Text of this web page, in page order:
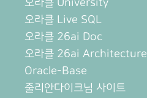
오라클 University
오라클 Live SQL
오라클 26ai Doc
오라클 26ai Architecture
Oracle-Base
줄리안다이크님 사이트